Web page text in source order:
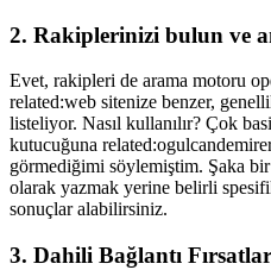
2. Rakiplerinizi bulun ve
Evet, rakipleri de arama motoru
related:web sitenize benzer,
listeliyor. Nasıl kullanılır? Çok
kutucuğuna
görmediğimi söylemiştim. Şaka
olarak yazmak yerine belirli
sonuçlar alabilirsiniz.
3. Dahili Bağlantı